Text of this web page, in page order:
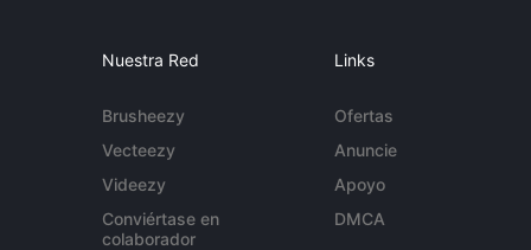
Nuestra Red
Brusheezy
Vecteezy
Videezy
Conviértase en
colaborador
Links
Ofertas
Anuncie
Apoyo
DMCA